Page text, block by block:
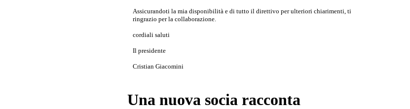
Assicurandoti la mia disponibilità e di tutto il direttivo per ulteriori chiarimenti, ti
ringrazio per la collaborazione.
cordiali saluti
Il presidente
Cristian Giacomini
Una nuova socia racconta